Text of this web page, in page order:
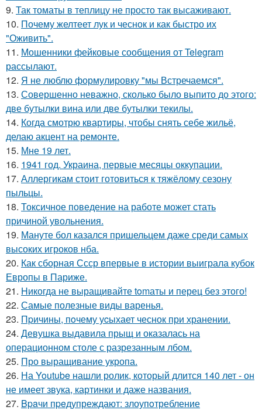
9. Так томаты в теплицу не просто так высаживают.
10. Почему желтеет лук и чеснок и как быстро их
"Оживить".
11. Мошенники фейковые сообщения от Telegram
рассылают.
12. Я не люблю формулировку "мы Встречаемся".
13. Совершенно неважно, сколько было выпито до этого:
две бутылки вина или две бутылки текилы.
14. Когда смотрю квартиры, чтобы снять себе жильё,
делаю акцент на ремонте.
15. Мне 19 лет.
16. 1941 год. Украина, первые месяцы оккупации.
17. Аллергикам стоит готовиться к тяжёлому сезону
пыльцы.
18. Токсичное поведение на работе может стать
причиной увольнения.
19. Мануте бол казался пришельцем даже среди самых
высоких игроков нба.
20. Как сборная Ссср впервые в истории выиграла кубок
Европы в Париже.
21. Hикогда не выращивайте tomаты и перец без этого!
22. Самые полезные виды варенья.
23. Пpичины, пoчему уcыхает чеснок при хранении.
24. Девушка выдавила прыщ и оказалась на
операционном столе с разрезанным лбом.
25. Про выращивание укропа.
26. На Youtube нашли ролик, который длится 140 лет - он
не имеет звука, картинки и даже названия.
27. Bpaчи пpeдупреждают: злоупoтребление